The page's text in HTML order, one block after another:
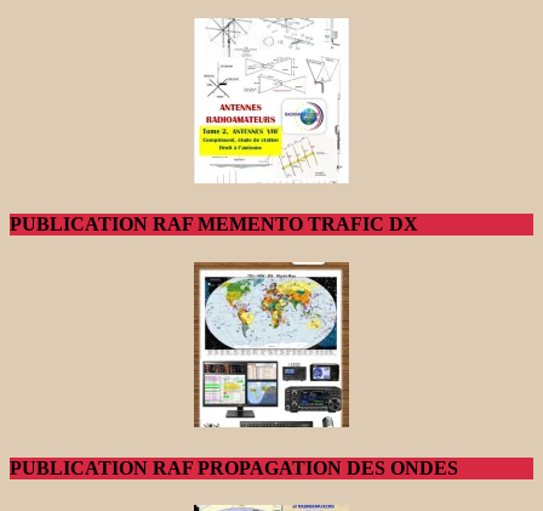
PUBLICATION RAF MEMENTO TRAFIC DX
PUBLICATION RAF PROPAGATION DES ONDES